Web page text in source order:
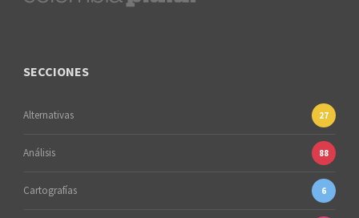
SECCIONES
Alternativas 27
Análisis 88
Cartografías 6